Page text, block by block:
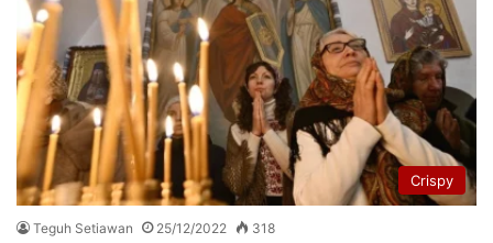
Crispy
Teguh Setiawan 25/12/2022 318